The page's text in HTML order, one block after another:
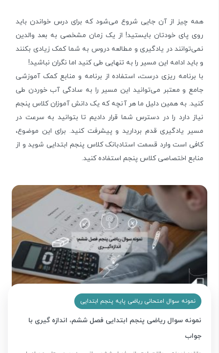
همه چیز از آن جایی شروع می‌شود که برای درس خواندن باید
روی پای خودتان بایستید! از یک زمان مشخصی به بعد والدین
نمی‌توانند در یادگیری و مطالعه دروس به شما کمک زیادی بکنند
و باید ادامه این مسیر را به تنهایی طی کنید اما نگران نباشید!
با برنامه ریزی درست، استفاده از برنامه و منابع کمک آموزشی
جامع و معتبر می‌توانید این مسیر را به سادگی آب خوردن طی
کنید. به همین دلیل ما هر آنچه که یک دانش آموزان کلاس پنجم
نیاز دارد را در دسترس شما قرار دادیم تا بتوانید به سرعت در
مسیر یادگیری قدم بردارید و پیشرفت کنید. برای این موضوع،
کافی است وارد قسمت استادبانک کلاس پنجم ابتدایی شوید و از
منابع اختصاصی کلاس پنجم استفاده کنید.
نمونه سوال امتحانی ریاضی پایه پنجم ابتدایی
نمونه سوال ریاضی پنجم ابتدایی فصل ششم، اندازه گیری با
جواب